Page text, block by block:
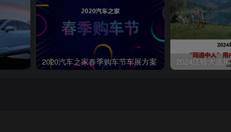
2020汽车之家春季购车节车展方案 2024江铃大道